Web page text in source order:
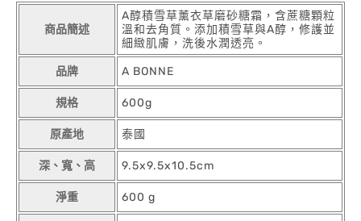
商品簡述
A醇積雪草薰衣草磨砂糖霜，含蔗糖顆粒
溫和去角質。添加積雪草與A醇，修護並
細緻肌膚，洗後水潤透亮。
品牌 A BONNE
規格 600g
原產地 泰國
深、寬、高 9.5x9.5x10.5cm
淨重 600 g